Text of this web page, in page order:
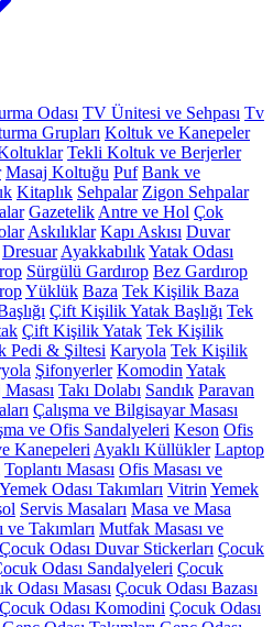
Odası TV Ünitesi ve Sehpası Tv
Grupları Koltuk ve Kanepeler
Tekli Koltuk ve Berjerler
Masaj Koltuğu Puf Bank ve
Kitaplık Sehpalar Zigon Sehpalar
Gazetelik Antre ve Hol Çok
Askılıklar Kapı Askısı Duvar
Dresuar AyakkabılıkYatak Odası
Sürgülü Gardırop Bez Gardırop
Yüklük Baza Tek Kişilik Baza
Çift Kişilik Yatak Başlığı Tek
Çift Kişilik Yatak Tek Kişilik
Pedi & Şiltesi Karyola Tek Kişilik
Şifonyerler Komodin Yatak
Takı Dolabı Sandık Paravan
Çalışma ve Bilgisayar Masası
ve Ofis Sandalyeleri Keson Ofis
Kanepeleri Ayaklı Küllükler Laptop
Toplantı Masası Ofis Masası ve
Yemek Odası Takımları Vitrin Yemek
Servis Masaları Masa ve Masa
ve Takımları Mutfak Masası ve
Çocuk Odası Duvar Stickerları Çocuk
Odası Sandalyeleri Çocuk
Odası Masası Çocuk Odası Bazası
Çocuk Odası Komodini Çocuk Odası